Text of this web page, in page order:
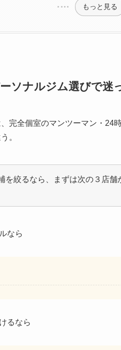
もっと見る
ーソナルジム選びで迷
完全個室のマンツーマン・24
。
を絞るなら、まずは次の３店
なら
るなら